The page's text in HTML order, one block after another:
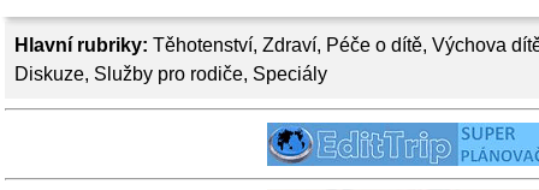
Hlavní rubriky: Těhotenství, Zdraví, Péče o dítě, Výchova
Diskuze, Služby pro rodiče, Speciály